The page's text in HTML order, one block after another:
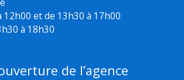
12h00 et de 13h30 à 17h00
à 18h30
de l’agence